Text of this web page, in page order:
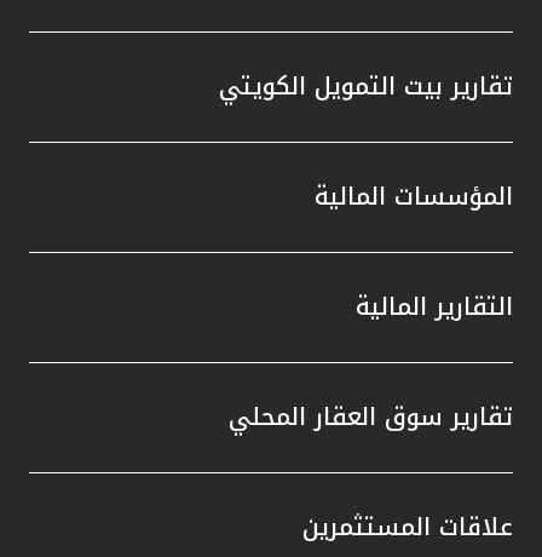
تقارير بيت التمويل الكويتي
المؤسسات المالية
التقارير المالية
تقارير سوق العقار المحلي
علاقات المستثمرين